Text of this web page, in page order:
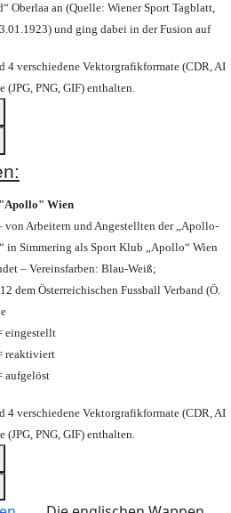
Oberlaa an (Quelle: Wiener Sport Tagblatt,
und ging dabei in der Fusion auf
4 verschiedene Vektorgrafikformate (CDR, AI
(JPG, PNG, GIF) enthalten.
Wien
von Arbeitern und Angestellten der „Apollo-
in Simmering als Sport Klub „Apollo“ Wien
– Vereinsfarben: Blau-Weiß;
dem Österreichischen Fussball Verband (Ö.
eingestellt
reaktiviert
aufgelöst
4 verschiedene Vektorgrafikformate (CDR, AI
PNG, GIF) enthalten.